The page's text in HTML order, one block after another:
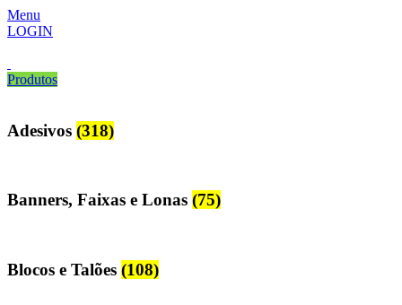
Menu
LOGIN
Produtos
Adesivos (318)
Banners, Faixas e Lonas (75)
Blocos e Talões (108)